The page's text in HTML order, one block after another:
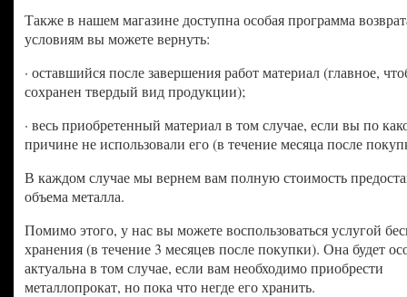
Также в нашем магазине доступна особая программа
условиям вы можете вернуть:
· оставшийся после завершения работ материал (главное,
сохранен твердый вид продукции);
· весь приобретенный материал в том случае, если вы по
причине не использовали его (в течение месяца после
В каждом случае мы вернем вам полную стоимость
объема металла.
Помимо этого, у нас вы можете воспользоваться услугой
хранения (в течение 3 месяцев после покупки). Она будет
актуальна в том случае, если вам необходимо приобрести
металлопрокат, но пока что негде его хранить.